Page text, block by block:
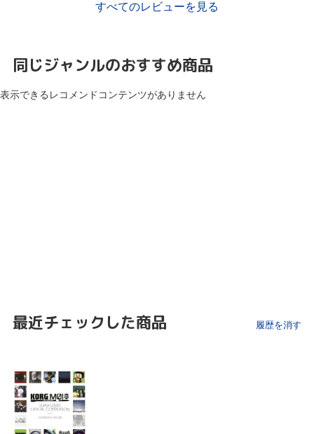
すべてのレビューを見る
同じジャンルのおすすめ商品
表示できるレコメンドコンテンツがありません
最近チェックした商品 履歴を消す